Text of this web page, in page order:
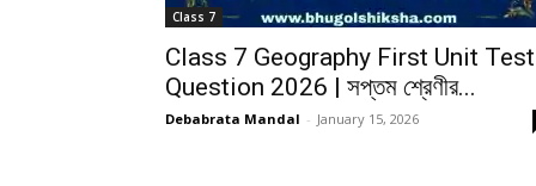
Class 7
Class 7 Geography First Unit Test
Question 2026 | সপ্তম শ্রেণীর...
Debabrata Mandal - January 15, 2026